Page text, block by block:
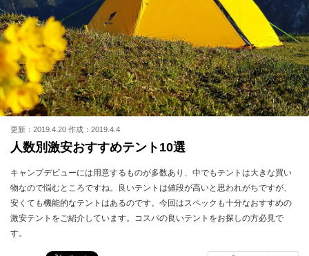
更新：2019.4.20 作成：2019.4.4
人数別激安おすすめテント10選
キャンプデビューには用意するものが多数あり、中でもテントは大きな買い
物なので悩むところですね。良いテントは値段が高いと思われがちですが、
安くても機能的なテントはあるのです。今回はスペックも十分なおすすめの
激安テントをご紹介しています。コスパの良いテントをお探しの方必見で
す。